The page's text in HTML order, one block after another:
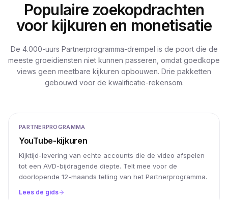
Populaire zoekopdrachten
voor kijkuren en monetisatie
De 4.000-uurs Partnerprogramma-drempel is de poort die de
meeste groeidiensten niet kunnen passeren, omdat goedkope
views geen meetbare kijkuren opbouwen. Drie pakketten
gebouwd voor de kwalificatie-rekensom.
PARTNERPROGRAMMA
YouTube-kijkuren
Kijktijd-levering van echte accounts die de video afspelen
tot een AVD-bijdragende diepte. Telt mee voor de
doorlopende 12-maands telling van het Partnerprogramma.
Lees de gids